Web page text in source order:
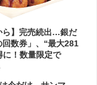
ら】完売続出…銀だ
回数券」、“最大281
に！数量限定で